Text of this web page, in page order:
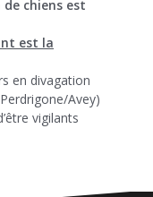
chiens est
est la
en divagation
Avey)
vigilants